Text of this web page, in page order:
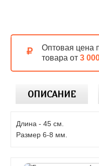
Оптовая цена
товара от 3
ОПИСАНИЕ
Длина - 45 см.
Размер 6-8 мм.